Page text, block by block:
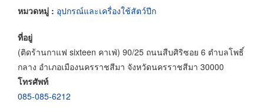
หมวดหมู่ : อุปกรณ์และเครื่องใช้สัตว์ปีก
ที่อยู่
(ติดร้านกาแฟ sixteen คาเฟ่) 90/25 ถนนสืบศิริซอย 6 ตำบลโพธิ์
กลาง อำเภอเมืองนครราชสีมา จังหวัดนครราชสีมา 30000
โทรศัพท์
085-085-6212